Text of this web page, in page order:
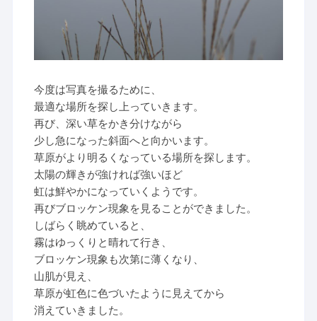
今度は写真を撮るために、
最適な場所を探し上っていきます。
再び、深い草をかき分けながら
少し急になった斜面へと向かいます。
草原がより明るくなっている場所を探します。
太陽の輝きが強ければ強いほど
虹は鮮やかになっていくようです。
再びブロッケン現象を見ることができました。
しばらく眺めていると、
霧はゆっくりと晴れて行き、
ブロッケン現象も次第に薄くなり、
山肌が見え、
草原が虹色に色づいたように見えてから
消えていきました。